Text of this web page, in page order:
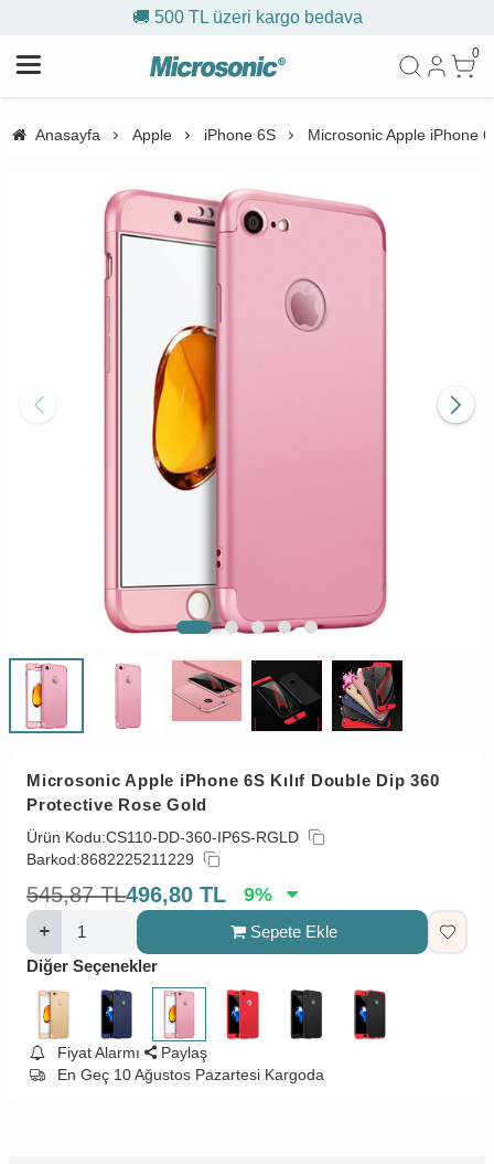
🚚 500 TL üzeri kargo bedava
0
Anasayfa Apple iPhone 6S Microsonic Apple iPhone
Microsonic Apple iPhone 6S Kılıf Double Dip 360
Protective Rose Gold
Ürün Kodu:CS110-DD-360-IP6S-RGLD
Barkod:8682225211229
545,87 TL496,80 TL 9%
Sepete Ekle
Diğer Seçenekler
Fiyat Alarmı
Paylaş
En Geç 10 Ağustos Pazartesi Kargoda